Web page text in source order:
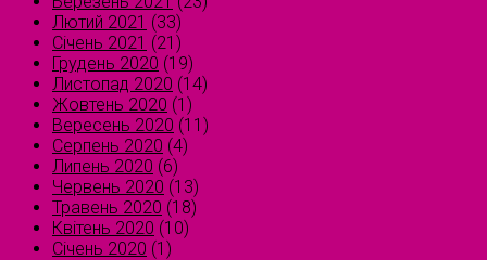
Лютий 2021 (33)
Січень 2021 (21)
Грудень 2020 (19)
Листопад 2020 (14)
Жовтень 2020 (1)
Вересень 2020 (11)
Серпень 2020 (4)
Липень 2020 (6)
Червень 2020 (13)
Травень 2020 (18)
Квітень 2020 (10)
Січень 2020 (1)